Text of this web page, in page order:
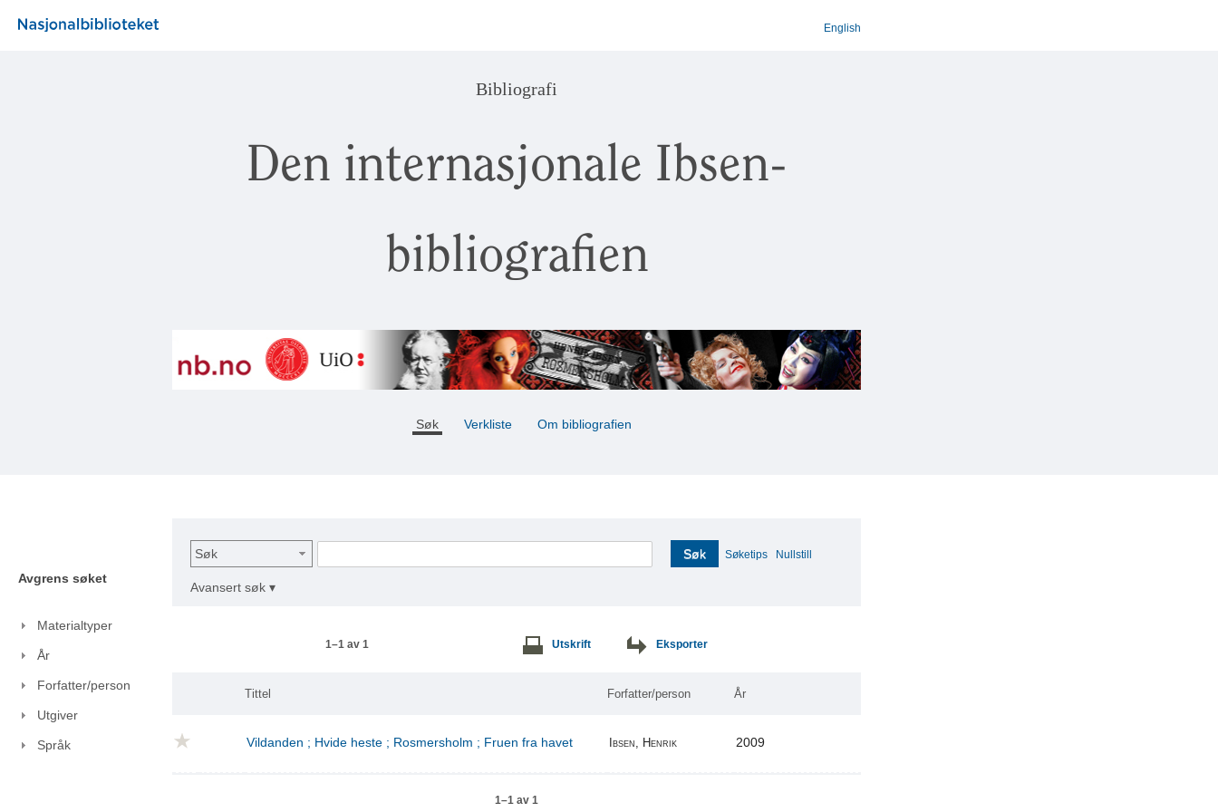
English
Bibliografi
Den internasjonale Ibsen-
bibliografien
Søk Verkliste Om bibliografien
Avgrens søket
Materialtyper
År
Forfatter/person
Utgiver
Språk
Søk Søk Søketips Nullstill
Avansert søk ▾
1–1 av 1 Utskrift Eksporter
Tittel Forfatter/person År
Vildanden ; Hvide heste ; Rosmersholm ; Fruen fra havet Ibsen, Henrik 2009
1–1 av 1